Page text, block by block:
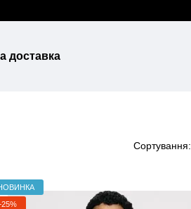
доставка
Сортування: